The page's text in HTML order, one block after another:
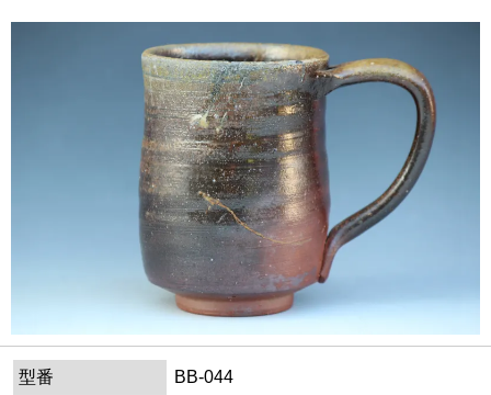
型番
BB-044